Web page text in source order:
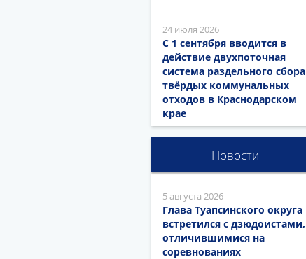
24 июля 2026
С 1 сентября вводится в
действие двухпоточная
система раздельного сбора
твёрдых коммунальных
отходов в Краснодарском
крае
Новости
5 августа 2026
Глава Туапсинского округа
встретился с дзюдоистами,
отличившимися на
соревнованиях